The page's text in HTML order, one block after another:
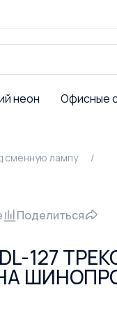
неон Офисные
сменную лампу
Поделиться
127